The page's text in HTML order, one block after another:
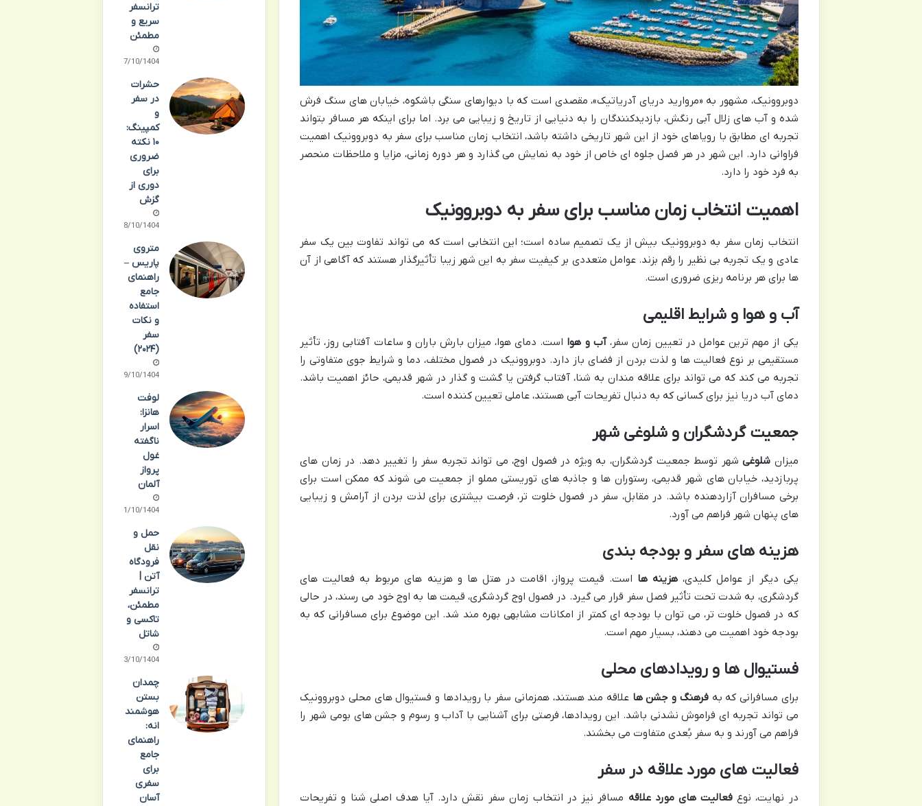
دوبروونیک، مشهور به «مروارید دریای آدریاتیک»، مقصدی است که با دیوارهای سنگی باشکوه، خیابان های سنگ فرش
شده و آب های زلال آبی رنگش، بازدیدکنندگان را به دنیایی از تاریخ و زیبایی می برد. اما برای اینکه هر مسافر بتواند
تجربه ای مطابق با رویاهای خود از این شهر تاریخی داشته باشد، انتخاب زمان مناسب برای سفر به دوبروونیک اهمیت
فراوانی دارد. این شهر در هر فصل جلوه ای خاص از خود به نمایش می گذارد و هر دوره زمانی، مزایا و ملاحظات منحصر
به فرد خود را دارد.
اهمیت انتخاب زمان مناسب برای سفر به دوبروونیک
انتخاب زمان سفر به دوبروونیک بیش از یک تصمیم ساده است؛ این انتخابی است که می تواند تفاوت بین یک سفر
عادی و یک تجربه بی نظیر را رقم بزند. عوامل متعددی بر کیفیت سفر به این شهر زیبا تأثیرگذار هستند که آگاهی از آن
ها برای هر برنامه ریزی ضروری است.
آب و هوا و شرایط اقلیمی
یکی از مهم ترین عوامل در تعیین زمان سفر،آب و هوا است. دمای هوا، میزان بارش باران و ساعات آفتابی روز، تأثیر
مستقیمی بر نوع فعالیت ها و لذت بردن از فضای باز دارد. دوبروونیک در فصول مختلف، دما و شرایط جوی متفاوتی را
تجربه می کند که می تواند برای علاقه مندان به شنا، آفتاب گرفتن یا گشت و گذار در شهر قدیمی، حائز اهمیت باشد.
دمای آب دریا نیز برای کسانی که به دنبال تفریحات آبی هستند، عاملی تعیین کننده است.
جمعیت گردشگران و شلوغی شهر
میزان شلوغیشهر توسط جمعیت گردشگران، به ویژه در فصول اوج، می تواند تجربه سفر را تغییر دهد. در زمان های
پربازدید، خیابان های شهر قدیمی، رستوران ها و جاذبه های توریستی مملو از جمعیت می شوند که ممکن است برای
برخی مسافران آزاردهنده باشد. در مقابل، سفر در فصول خلوت تر، فرصت بیشتری برای لذت بردن از آرامش و زیبایی
های پنهان شهر فراهم می آورد.
هزینه های سفر و بودجه بندی
یکی دیگر از عوامل کلیدی، هزینه ها است. قیمت پرواز، اقامت در هتل ها و هزینه های مربوط به فعالیت های
گردشگری، به شدت تحت تأثیر فصل سفر قرار می گیرد. در فصول اوج گردشگری، قیمت ها به اوج خود می رسند، در حالی
که در فصول خلوت تر، می توان با بودجه ای کمتر از امکانات مشابهی بهره مند شد. این موضوع برای مسافرانی که به
بودجه خود اهمیت می دهند، بسیار مهم است.
فستیوال ها و رویدادهای محلی
برای مسافرانی که بهفرهنگ و جشن ها علاقه مند هستند، همزمانی سفر با رویدادها و فستیوال های محلی دوبروونیک
می تواند تجربه ای فراموش نشدنی باشد. این رویدادها، فرصتی برای آشنایی با آداب و رسوم و جشن های بومی شهر را
فراهم می آورند و به سفر بُعدی متفاوت می بخشند.
فعالیت های مورد علاقه در سفر
در نهایت، نوع فعالیت های مورد علاقه مسافر نیز در انتخاب زمان سفر نقش دارد. آیا هدف اصلی شنا و تفریحات
ترانسفر
سریع و
مطمئن
07/10/1404
حشرات
در سفر
و
کمپینگ:
۱۰ نکته
ضروری
برای
دوری از
گزش
08/10/1404
متروی
پاریس –
راهنمای
جامع
استفاده
و نکات
سفر
(۲۰۲۴)
09/10/1404
لوفت
هانزا:
اسرار
ناگفته
غول
پرواز
آلمان
11/10/1404
حمل و
نقل
فرودگاه
آتن |
ترانسفر
مطمئن،
تاکسی و
شاتل
13/10/1404
چمدان
بستن
هوشمند
انه:
راهنمای
جامع
برای
سفری
آسان